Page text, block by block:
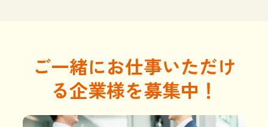
ご一緒にお仕事いただけ
る企業様を募集中！